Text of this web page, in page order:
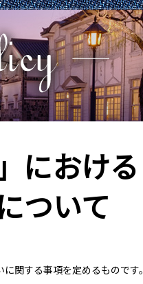
における
ついて
関する事項を定めるものです。